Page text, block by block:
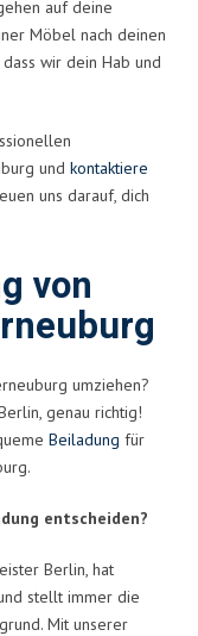
auf deine
Möbel nach deinen
wir dein Hab und
und kontaktiere
uns darauf, dich
von
umziehen?
genau richtig!
Beiladung für
entscheiden?
Berlin, hat
stellt immer die
Mit unserer